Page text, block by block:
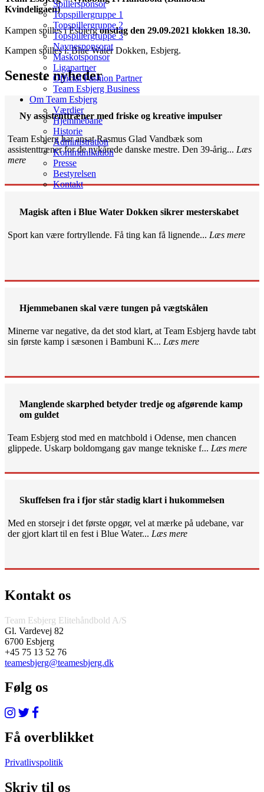
Spillersponsor
Topspillergruppe 1
Topspillergruppe 2
Topspillergruppe 3
Navnesponsorat
Maskotsponsor
Ligapartner
Official Fashion Partner
Team Esbjerg Business
Om Team Esbjerg
Værdier
Hjemmebane
Historie
Administration
Kommunikation
Presse
Bestyrelsen
Kontakt
Kvindeligaen)
Kampen spilles i Esbjergonsdag den 29.09.2021 klokken 18.30.
Kampen spilles i: Blue Water Dokken, Esbjerg.
Seneste nyheder
Ny assistenttræner med friske og kreative impulser
Team Esbjerg har ansat Rasmus Glad Vandbæk som
assistenttræner for de nykårede danske mestre. Den 39-årig... Læs
mere
Magisk aften i Blue Water Dokken sikrer mesterskabet
Sport kan være fortryllende. Få ting kan få lignende... Læs mere
Hjemmebanen skal være tungen på vægtskålen
Minerne var negative, da det stod klart, at Team Esbjerg havde tabt
sin første kamp i sæsonen i Bambuni K... Læs mere
Manglende skarphed betyder tredje og afgørende kamp
om guldet
Team Esbjerg stod med en matchbold i Odense, men chancen
glippede. Uskarp boldomgang gav mange tekniske f... Læs mere
Skuffelsen fra i fjor står stadig klart i hukommelsen
Med en storsejr i det første opgør, vel at mærke på udebane, var
der gjort klart til en fest i Blue Water... Læs mere
Kontakt os
Team Esbjerg Elitehåndbold A/S
Gl. Vardevej 82
6700 Esbjerg
+45 75 13 52 76
teamesbjerg@teamesbjerg.dk
Følg os
Få overblikket
Privatlivspolitik
Skriv til os